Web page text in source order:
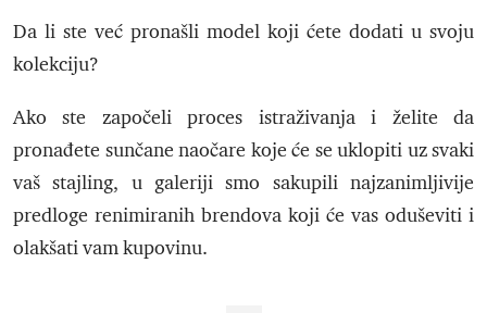
Da li ste već pronašli model koji ćete dodati u svoju
kolekciju?
Ako ste započeli proces istraživanja i želite da
pronađete sunčane naočare koje će se uklopiti uz svaki
vaš stajling, u galeriji smo sakupili najzanimljivije
predloge renimiranih brendova koji će vas oduševiti i
olakšati vam kupovinu.